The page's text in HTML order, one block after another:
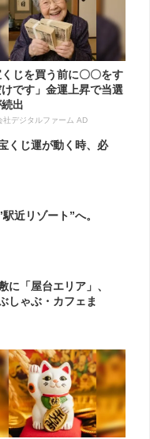
くじを買う前に〇〇をす
です」金運上昇で当選
出
社デジタルファーム AD
くじ運が動く時、必
近リゾート”へ。
に「屋台エリア」、
しゃぶ・カフェま